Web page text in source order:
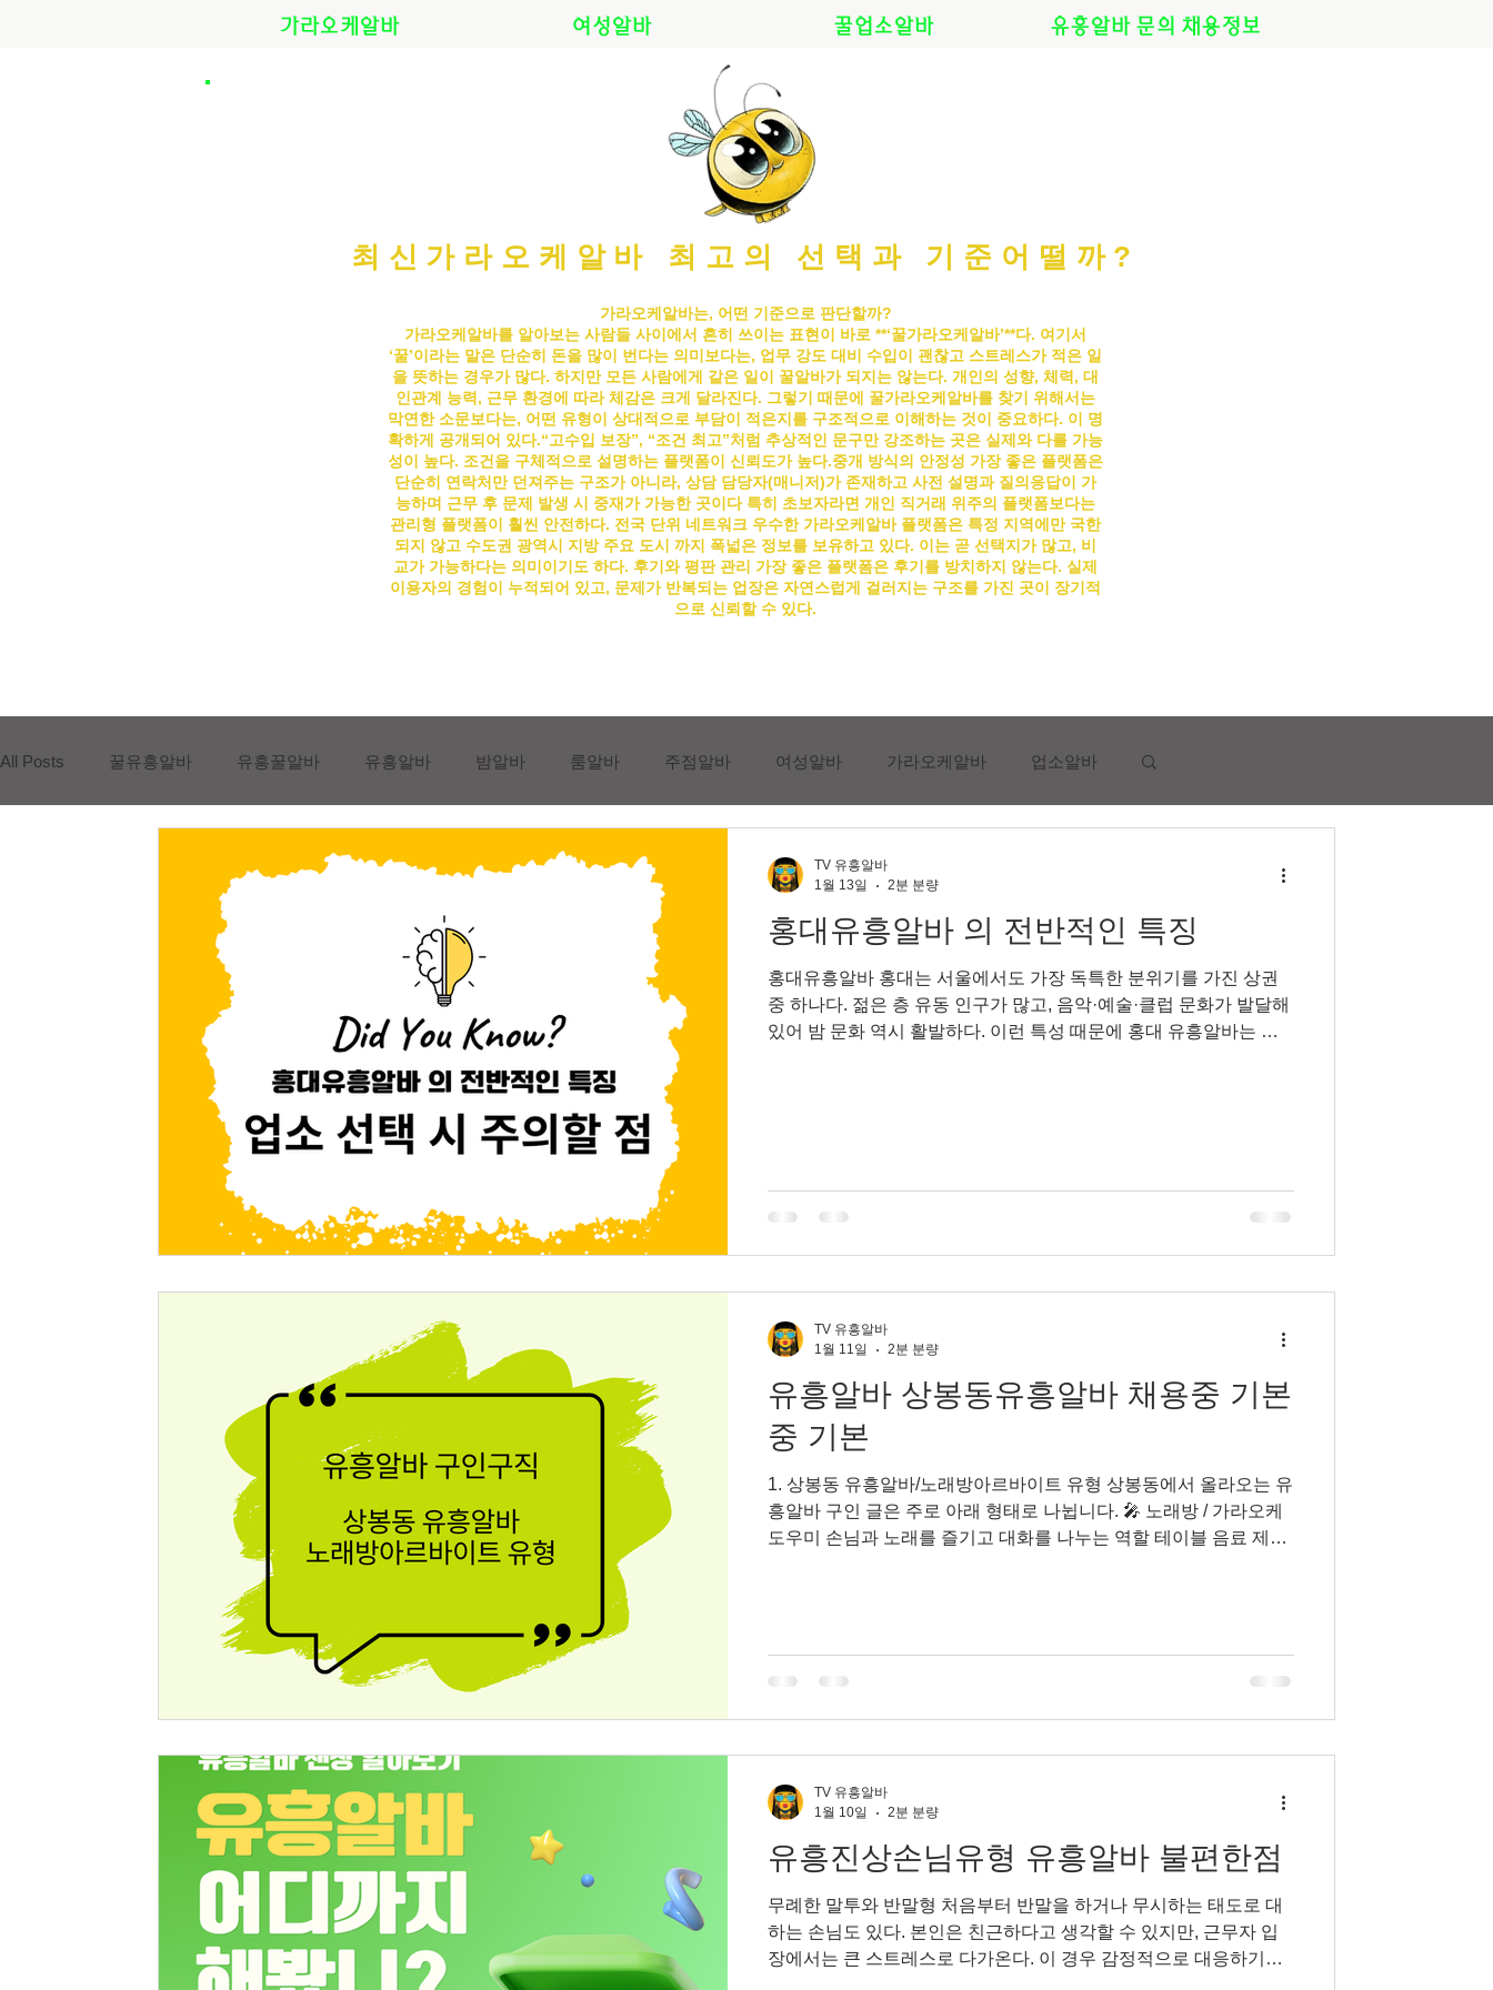
가라오케알바 여성알바 꿀업소알바 유흥알바 문의 채용정보
최신가라오케알바 최고의 선택과 기준어떨까?
가라오케알바는, 어떤 기준으로 판단할까?
가라오케알바를 알아보는 사람들 사이에서 흔히 쓰이는 표현이 바로 **‘꿀가라오케알바’**다. 여기서
‘꿀’이라는 말은 단순히 돈을 많이 번다는 의미보다는, 업무 강도 대비 수입이 괜찮고 스트레스가 적은 일
을 뜻하는 경우가 많다. 하지만 모든 사람에게 같은 일이 꿀알바가 되지는 않는다. 개인의 성향, 체력, 대
인관계 능력, 근무 환경에 따라 체감은 크게 달라진다. 그렇기 때문에 꿀가라오케알바를 찾기 위해서는
막연한 소문보다는, 어떤 유형이 상대적으로 부담이 적은지를 구조적으로 이해하는 것이 중요하다. 이 명
확하게 공개되어 있다.“고수입 보장”, “조건 최고”처럼 추상적인 문구만 강조하는 곳은 실제와 다를 가능
성이 높다. 조건을 구체적으로 설명하는 플랫폼이 신뢰도가 높다.중개 방식의 안정성 가장 좋은 플랫폼은
단순히 연락처만 던져주는 구조가 아니라, 상담 담당자(매니저)가 존재하고 사전 설명과 질의응답이 가
능하며 근무 후 문제 발생 시 중재가 가능한 곳이다 특히 초보자라면 개인 직거래 위주의 플랫폼보다는
관리형 플랫폼이 훨씬 안전하다. 전국 단위 네트워크 우수한 가라오케알바플랫폼은 특정 지역에만 국한
되지 않고 수도권 광역시 지방 주요 도시 까지 폭넓은 정보를 보유하고 있다. 이는 곧 선택지가 많고, 비
교가 가능하다는 의미이기도 하다. 후기와 평판 관리 가장 좋은 플랫폼은 후기를 방치하지 않는다. 실제
이용자의 경험이 누적되어 있고, 문제가 반복되는 업장은 자연스럽게 걸러지는 구조를 가진 곳이 장기적
으로 신뢰할 수 있다.
All Posts 꿀유흥알바 유흥꿀알바 유흥알바 밤알바 룸알바 주점알바 여성알바 가라오케알바 업소알바
진상손님유형
상봉동유흥알바구인구직 마사지알바 스웨디시알바
홍대유흥알바 마사지구인 전국마사지알바 전국스웨디시알바 호박농사 호박재배 호박심기
홍대유흥알바 의 전반적인 특징
홍대유흥알바 홍대는 서울에서도 가장 독특한 분위기를 가진 상권
중 하나다. 젊은 층 유동 인구가 많고, 음악·예술·클럽 문화가 발달해
있어 밤 문화 역시 활발하다. 이런 특성 때문에 홍대 유흥알바는 다
과는 다소 다른 분위기에서 이루어진다. 직장인 중심의 상권이라기
보다 20~30대 젊은 손님, 친구 모임, 외국인 손님 비중이 높은 편이
소로 작용한다. 수입 구조는 어떻게 되나 홍대 유흥알바의 수입은
TV 유흥알바
1월 13일
2분 분량
유흥알바 상봉동유흥알바 채용중 기본
중 기본
1. 상봉동 유흥알바/노래방아르바이트 유형 상봉동에서 올라오는 유
흥알바 구인 글은 주로 아래 형태로 나뉩니다. 🎤 노래방 / 가라오케
도우미 손님과 노래를 즐기고 대화를 나누는 역할 테이블 음료 제공
흥알바채용중 서울 상봉동·중랑구 일대는 중랑·망우·상봉역 주변이
교통 요지로 각종 술집, 일반 노래방, 바 등이 밀집해 있습니다. 전주
TV 유흥알바
1월 11일
2분 분량
유흥진상손님유형 유흥알바 불편한점
무례한 말투와 반말형 처음부터 반말을 하거나 무시하는 태도로 대
하는 손님도 있다. 본인은 친근하다고 생각할 수 있지만, 근무자 입
장에서는 큰 스트레스로 다가온다. 이 경우 감정적으로 대응하기보
TV 유흥알바
1월 10일
2분 분량